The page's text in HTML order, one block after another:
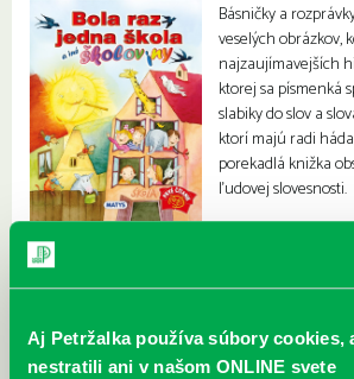
Aj Petržalka používa súbory cookies,
nestratili ani v našom ONLINE svete
Básničky a
veselých obrázkov,
najzaujímavejších
ktorej sa písmenká
slabiky do slov a
ktorí majú radi
porekadlá knižka
ľudovej slovesnosti.